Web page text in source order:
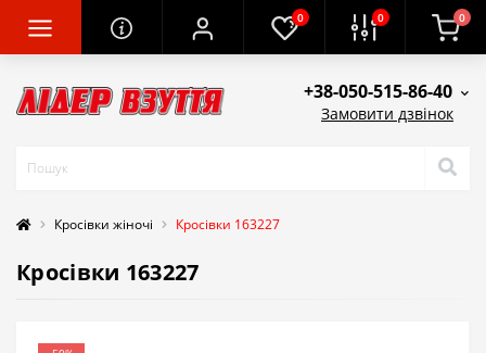
0 0 0
+38-050-515-86-40
Замовити дзвінок
Кросівки жіночі Кросівки 163227
Кросівки 163227